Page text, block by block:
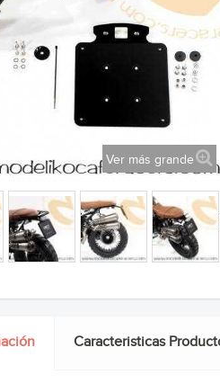
Ver más grande
Caracteristicas